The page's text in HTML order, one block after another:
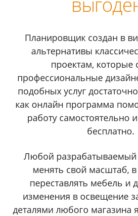
Планировщик создан в
альтернативы
проектам, которые
профессиональные
подобных услуг
как онлайн программа
работу самостоятельно
бесплатно.
Любой разрабатываемый
менять свой масштаб,
переставлять мебель и
изменения в освещение
деталями любого магазина